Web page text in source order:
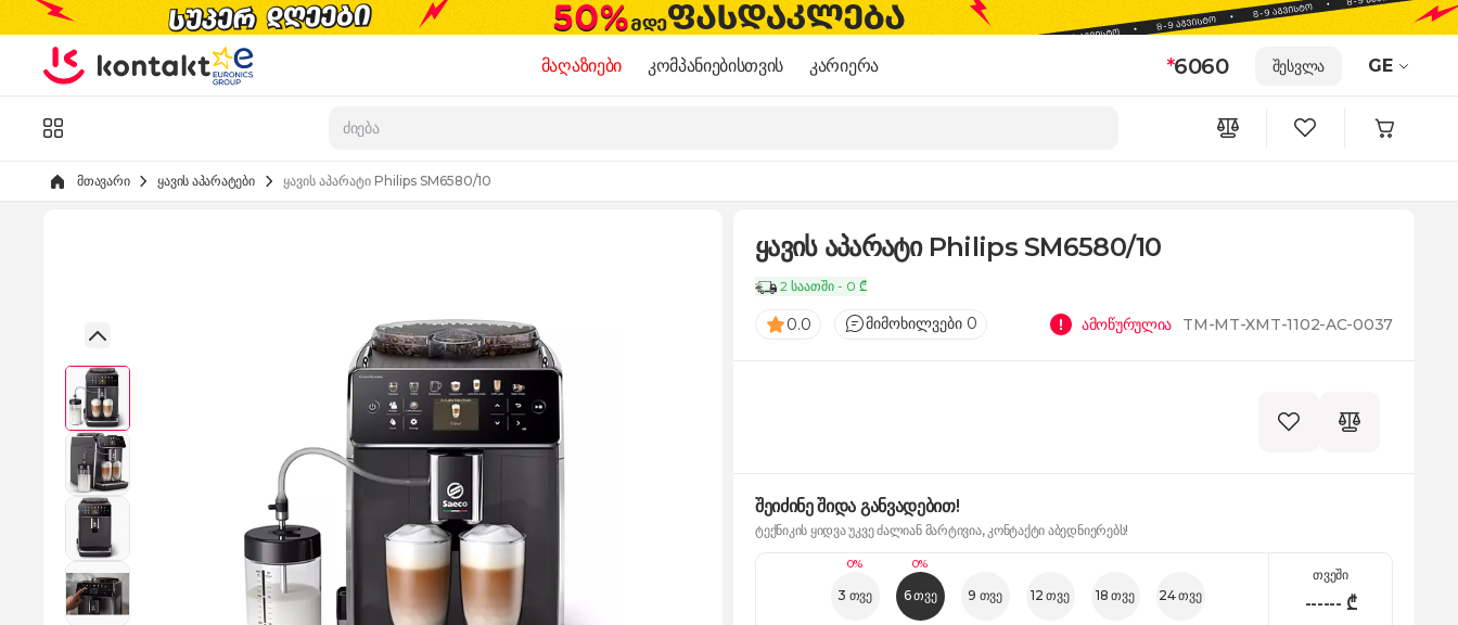
Skip to Content
მაღაზიები კომპანიებისთვის კარიერა *6060 შესვლა GE
მთავარი ყავის აპარატები ყავის აპარატი Philips SM6580/10
ყავის აპარატი Philips SM6580/10
2 საათში - 0 ₾
0.0 მიმოხილვები 0 ამოწურულია TM-MT-XMT-1102-AC-0037
შეიძინე შიდა განვადებით!
ტექნიკის ყიდვა უკვე ძალიან მარტივია, კონტაქტი აბედნიერებს!
0%
3 თვე
0%
6 თვე 9 თვე 12 თვე 18 თვე 24 თვე
თვეში
------ ₾